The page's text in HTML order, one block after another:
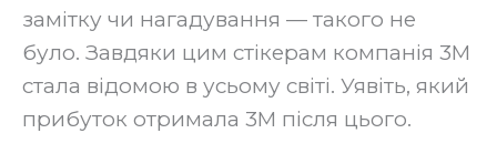
замітку чи нагадування — такого не
було. Завдяки цим стікерам компанія 3M
стала відомою в усьому світі. Уявіть, який
прибуток отримала 3M після цього.‍